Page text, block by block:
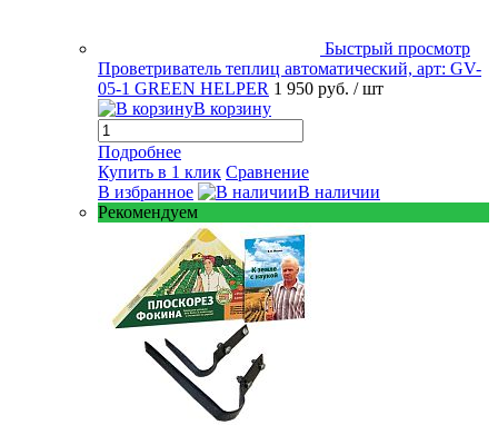
Быстрый просмотр
Проветриватель теплиц автоматический, арт: GV-
05-1 GREEN HELPER 1 950 руб. / шт
В корзину
Подробнее
Купить в 1 клик Сравнение
В избранное
В наличии
Рекомендуем